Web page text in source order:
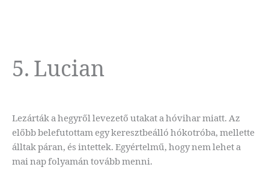
5. Lucian
Lezárták a hegyről levezető utakat a hóvihar miatt. Az
előbb belefutottam egy keresztbeálló hókotróba, mellette
álltak páran, és intettek. Egyértelmű, hogy nem lehet a
mai nap folyamán tovább menni.